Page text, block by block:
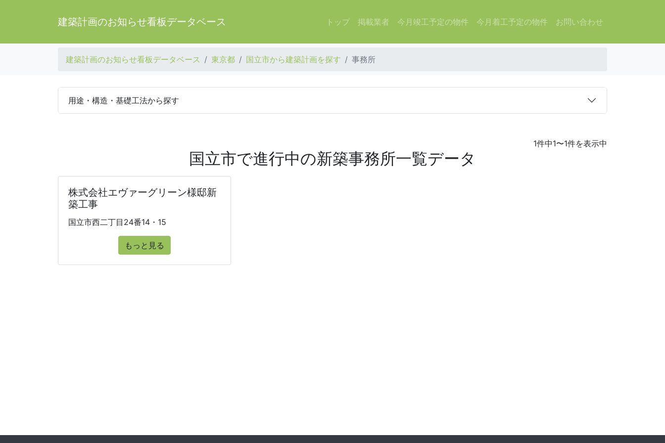
建築計画のお知らせ看板データベース トップ 掲載業者 今月竣工予定の物件 今月着工予定の物件 お問い合わせ
建築計画のお知らせ看板データベース 東京都 国立市から建築計画を探す 事務所
用途・構造・基礎工法から探す
1件中1〜1件を表示中
国立市で進行中の新築事務所一覧データ
株式会社エヴァーグリーン様邸新
築工事
国立市西二丁目24番14・15
もっと見る